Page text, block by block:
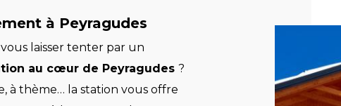
à Peyragudes
laisser tenter par un
au cœur de Peyragudes ?
à thème… la station vous offre